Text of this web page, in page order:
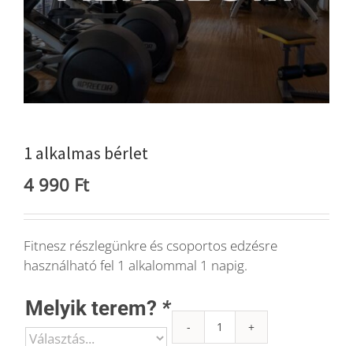
Blog
Wellness
Rólunk
Karrier
1 alkalmas bérlet
4 990 Ft
Fitnesz részlegünkre és csoportos edzésre
használható fel 1 alkalommal 1 napig.
Melyik terem? *
1